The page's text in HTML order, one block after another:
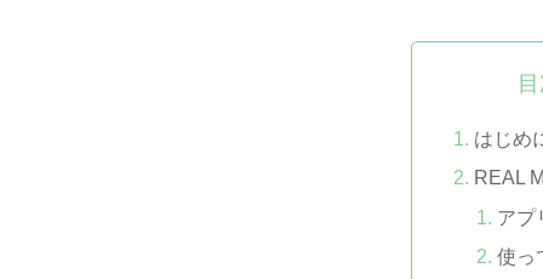
はじめ
REAL
アプ
使っ